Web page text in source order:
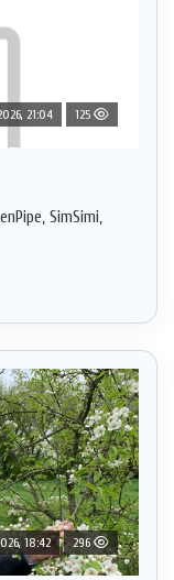
21:04 125
SimSimi,
18:42 296